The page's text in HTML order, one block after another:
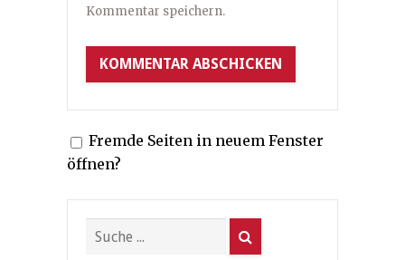
Kommentar speichern.
Fremde Seiten in neuem Fenster
öffnen?